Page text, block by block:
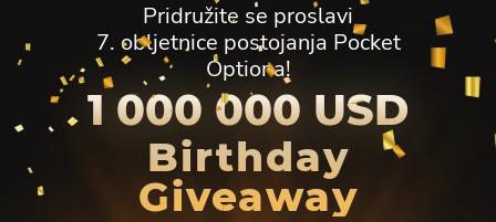
Indonesia
Français
Deutsch
Tiếng Việt
العربية
Melayu
中文
Türkçe
日本語
한국어
فارسی
Srpski
Română
Pridružite se proslavi
7. obljetnice postojanja Pocket
Optiona!
1 000 000 USD
Birthday
Giveaway